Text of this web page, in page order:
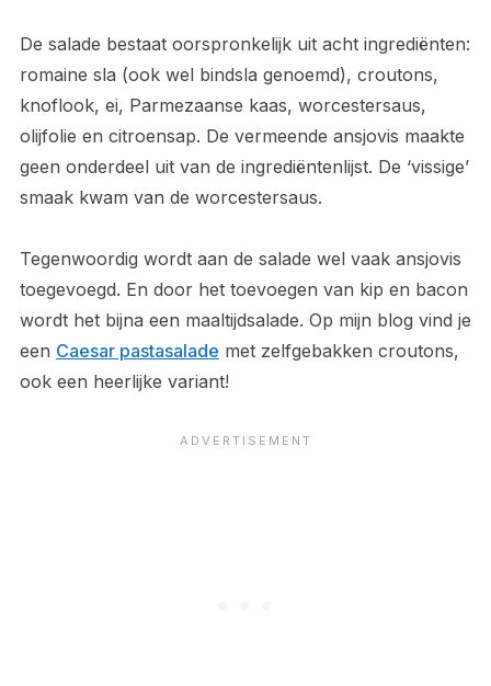
De salade bestaat oorspronkelijk uit acht ingrediënten:
romaine sla (ook wel bindsla genoemd), croutons,
knoflook, ei, Parmezaanse kaas, worcestersaus,
olijfolie en citroensap. De vermeende ansjovis maakte
geen onderdeel uit van de ingrediëntenlijst. De ‘vissige’
smaak kwam van de worcestersaus.
Tegenwoordig wordt aan de salade wel vaak ansjovis
toegevoegd. En door het toevoegen van kip en bacon
wordt het bijna een maaltijdsalade. Op mijn blog vind je
een Caesar pastasalade met zelfgebakken croutons,
ook een heerlijke variant!